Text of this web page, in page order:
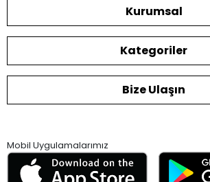
Kurumsal
Kategoriler
Bize Ulaşın
Mobil Uygulamalarımız